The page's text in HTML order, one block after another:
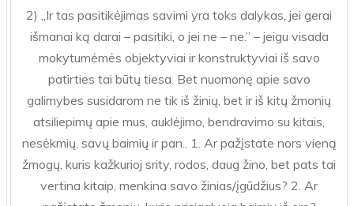
2) „Ir tas pasitikėjimas savimi yra toks dalykas, jei gerai
išmanai ką darai – pasitiki, o jei ne – ne.” – jeigu visada
mokytumėmės objektyviai ir konstruktyviai iš savo
patirties tai būtų tiesa. Bet nuomonę apie savo
galimybes susidarom ne tik iš žinių, bet ir iš kitų žmonių
atsiliepimų apie mus, auklėjimo, bendravimo su kitais,
nesėkmių, savų baimių ir pan.. 1. Ar pažįstate nors vieną
žmogų, kuris kažkurioj srity, rodos, daug žino, bet pats tai
vertina kitaip, menkina savo žinias/įgūdžius? 2. Ar